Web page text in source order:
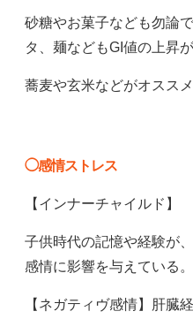
砂糖やお菓子なども勿論
タ、麺などもGI値の上昇
蕎麦や玄米などがオススメ
◯感情ストレス
【インナーチャイルド】
子供時代の記憶や経験が
感情に影響を与えている。
【ネガティヴ感情】肝臓